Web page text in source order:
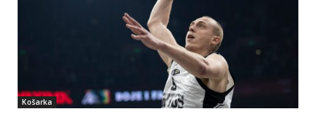
Košarka